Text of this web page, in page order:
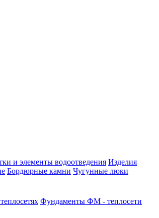
и элементы водоотведения Изделия
Бордюрные камни Чугунные люки
Фундаменты ФМ - теплосети